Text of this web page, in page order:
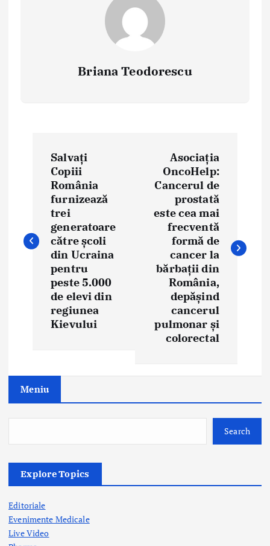
Briana Teodorescu
n
t
i
n
Salvați
Copiii
România
furnizează
trei
generatoare
către școli
din Ucraina
pentru
peste 5.000
de elevi din
regiunea
Kievului
Asociația
OncoHelp:
Cancerul de
prostată
este cea mai
frecventă
formă de
cancer la
bărbații din
România,
depășind
cancerul
pulmonar și
colorectal
Meniu
Search
Explore Topics
Editoriale
Evenimente Medicale
Live Video